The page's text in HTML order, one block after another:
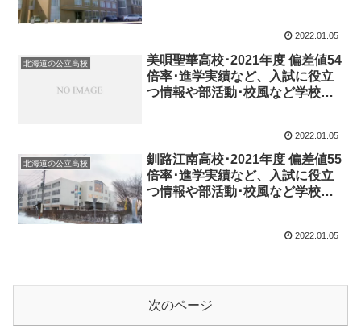
2022.01.05
北海道の公立高校
美唄聖華高校･2021年度 偏差値54
倍率･進学実績など、入試に役立
つ情報や部活動･校風など学校の
2022.01.05
北海道の公立高校
釧路江南高校･2021年度 偏差値55
倍率･進学実績など、入試に役立
つ情報や部活動･校風など学校の
2022.01.05
次のページ